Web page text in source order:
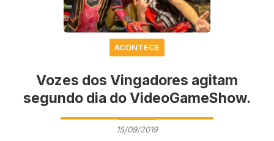
ACONTECE
Vozes dos Vingadores agitam
segundo dia do VideoGameShow.
15/09/2019